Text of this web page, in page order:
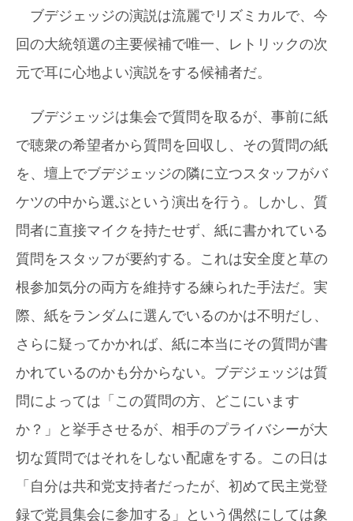
ブデジェッジの演説は流麗でリズミカルで、今
回の大統領選の主要候補で唯一、レトリックの次
元で耳に心地よい演説をする候補者だ。
ブデジェッジは集会で質問を取るが、事前に紙
で聴衆の希望者から質問を回収し、その質問の紙
を、壇上でブデジェッジの隣に立つスタッフがバ
ケツの中から選ぶという演出を行う。しかし、質
問者に直接マイクを持たせず、紙に書かれている
質問をスタッフが要約する。これは安全度と草の
根参加気分の両方を維持する練られた手法だ。実
際、紙をランダムに選んでいるのかは不明だし、
さらに疑ってかかれば、紙に本当にその質問が書
かれているのかも分からない。ブデジェッジは質
問によっては「この質問の方、どこにいます
か？」と挙手させるが、相手のプライバシーが大
切な質問ではそれをしない配慮をする。この日は
「自分は共和党支持者だったが、初めて民主党登
録で党員集会に参加する」という偶然にしては象